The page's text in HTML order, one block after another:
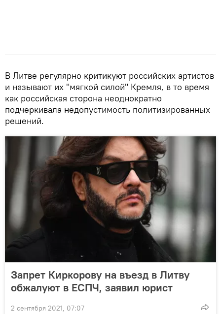
В Литве регулярно критикуют российских артистов
и называют их "мягкой силой" Кремля, в то время
как российская сторона неоднократно
подчеркивала недопустимость политизированных
решений.
Запрет Киркорову на въезд в Литву
обжалуют в ЕСПЧ, заявил юрист
2 сентября 2021, 07:07